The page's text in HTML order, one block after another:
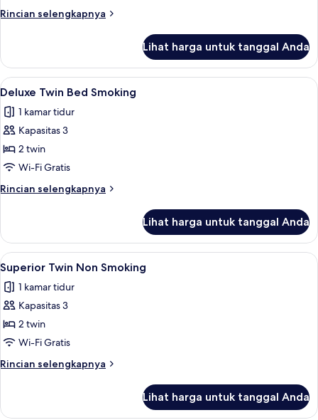
Bed
Non
Rincian selengkapnya
Rincian
Deluxe
Queen
Bed
Smoking
Lihat harga untuk tanggal Anda
Lihat
semua
foto
untuk
Deluxe
Twin
Bed
Smoking
Deluxe Twin Bed Smoking |
1
Deluxe Twin Bed Smoking
1 kamar tidur
Kapasitas 3
2 twin
Wi-Fi Gratis
Rincian selengkapnya
Rincian
Deluxe
Twin
Bed
Smoking
Lihat harga untuk tanggal Anda
Lihat
semua
foto
untuk
Superior
Twin
Non
Smoking
Brankas, meja kerja, ruang kerja
1
Superior Twin Non Smoking
1 kamar tidur
Kapasitas 3
2 twin
Wi-Fi Gratis
Rincian selengkapnya
Rincian
Superior
Lihat harga untuk tanggal Anda